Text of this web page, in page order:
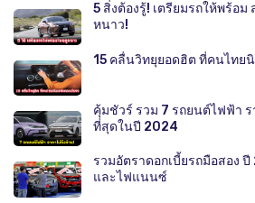
5 สิ่งต้องรู้! เตรียมรถให้พร้อ
หนาว!
15 คลื่นวิทยุยอดฮิต ที่คนไทย
คุ้มชัวร์ รวม 7 รถยนต์ไฟฟ้า
ที่สุดในปี 2024
รวมอัตราดอกเบี้ยรถมือสอง
และไฟแนนซ์